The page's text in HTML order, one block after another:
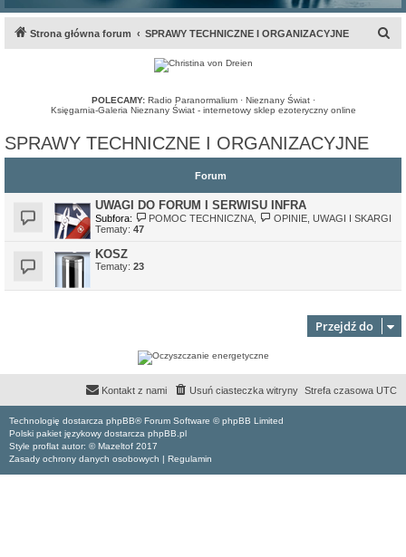
Strona główna forum SPRAWY TECHNICZNE I ORGANIZACYJNE
POLECAMY: Radio Paranormalium· Nieznany Świat·
Księgarnia-Galeria Nieznany Świat - internetowy sklep ezoteryczny online
SPRAWY TECHNICZNE I ORGANIZACYJNE
Forum
UWAGI DO FORUM I SERWISU INFRA
Subfora: POMOC TECHNICZNA
OPINIE, UWAGI I SKARGI
Tematy: 47
KOSZ
Tematy: 23
Przejdź do
Strefa czasowa UTC
Usuń ciasteczka witryny
Kontakt z nami
Technologię dostarcza phpBB® Forum Software © phpBB Limited
Polski pakiet językowy dostarcza phpBB.pl
Style proflat autor: ©Mazeltof 2017
Zasady ochrony danych osobowych | Regulamin